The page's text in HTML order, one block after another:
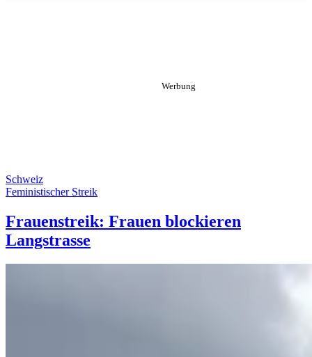
Schweiz
Feministischer Streik
Frauenstreik: Frauen blockieren
Langstrasse